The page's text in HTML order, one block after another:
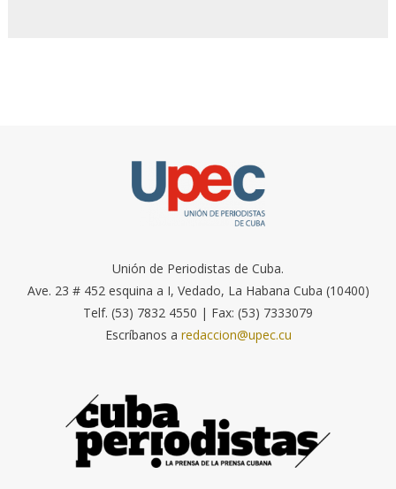
Unión de Periodistas de Cuba.
Ave. 23 # 452 esquina a I, Vedado, La Habana Cuba (10400)
Telf. (53) 7832 4550 | Fax: (53) 7333079
Escríbanos a redaccion@upec.cu